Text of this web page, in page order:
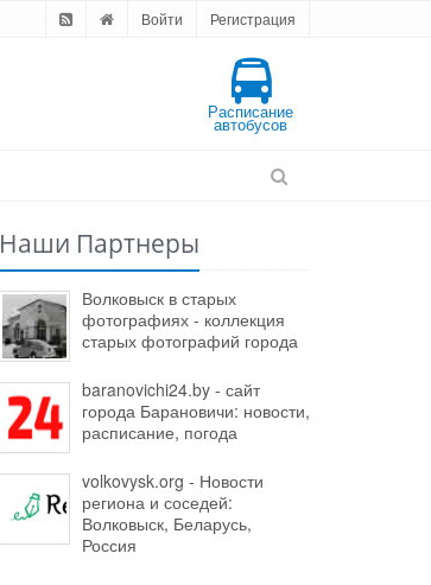
Войти Регистрация
Расписание
автобусов
Наши Партнеры
Волковыск в старых
фотографиях - коллекция
старых фотографий города
baranovichi24.by - сайт
города Барановичи: новости,
расписание, погода
volkovysk.org - Новости
региона и соседей:
Волковыск, Беларусь,
Россия